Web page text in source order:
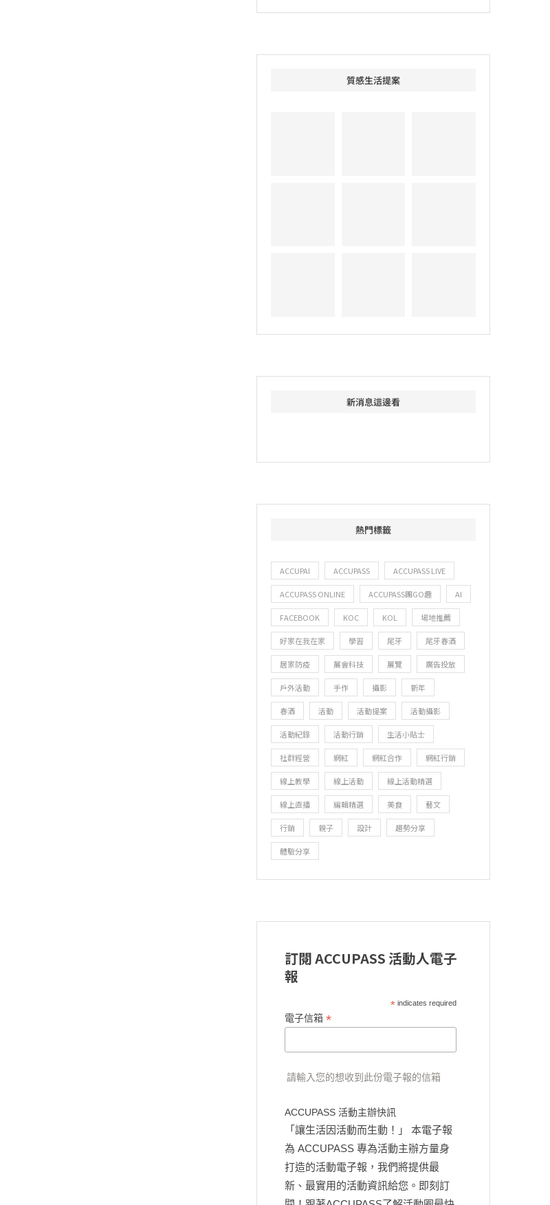
質感生活提案
新消息這邊看
熱門標籤
ACCUPAI ACCUPASS ACCUPASS LIVE
ACCUPASS ONLINE ACCUPASS團GO趣 AI
FACEBOOK KOC KOL 場地推薦
好家在我在家 學習 尾牙 尾牙春酒
居家防疫 展會科技 展覽 廣告投放
戶外活動 手作 攝影 新年
春酒 活動 活動提案 活動攝影
活動紀錄 活動行銷 生活小貼士
社群經營 網紅 網紅合作 網紅行銷
線上教學 線上活動 線上活動精選
線上直播 編輯精選 美食 藝文
行銷 親子 設計 趨勢分享
體驗分享
訂閱 ACCUPASS 活動人電子
報
*indicates required
電子信箱 *
請輸入您的想收到此份電子報的信箱
ACCUPASS 活動主辦快訊
「讓生活因活動而生動！」 本電子報
為 ACCUPASS 專為活動主辦方量身
打造的活動電子報，我們將提供最
新、最實用的活動資訊給您。即刻訂